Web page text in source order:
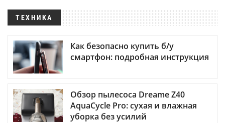
ТЕХНИКА
Как безопасно купить б/у
смартфон: подробная инструкция
Обзор пылесоса Dreame Z40
AquaCycle Pro: сухая и влажная
уборка без усилий